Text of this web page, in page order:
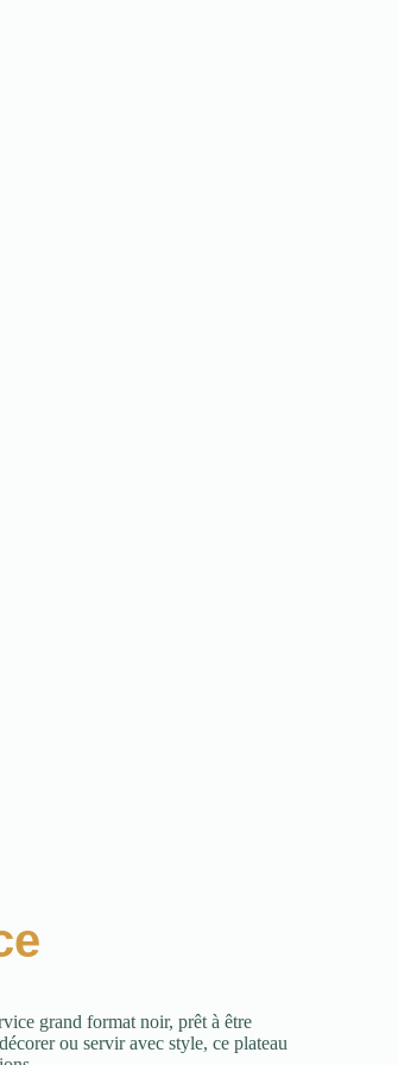
grand format noir, prêt à être
ou servir avec style, ce plateau